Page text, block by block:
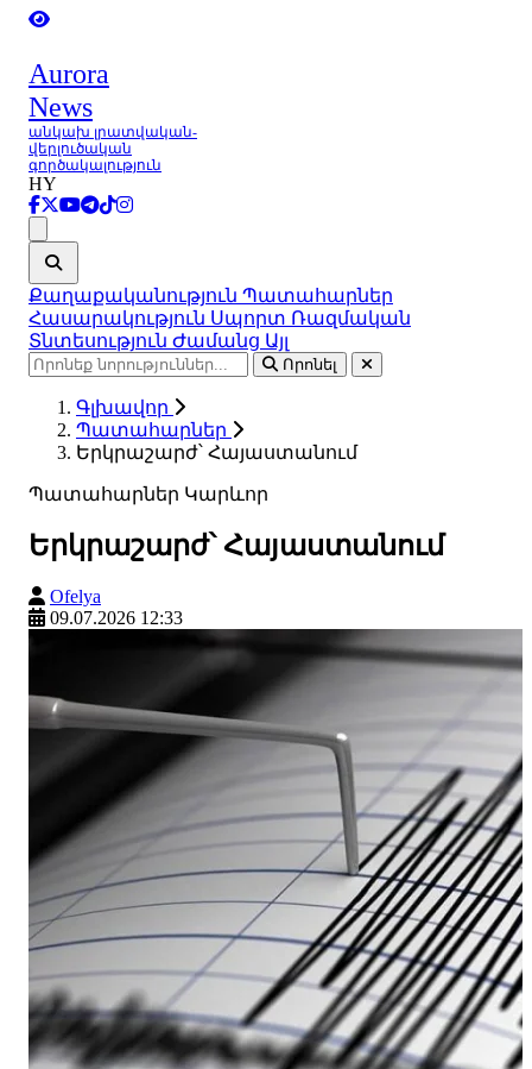
Aurora
News
անկախ լրատվական-
վերլուծական
գործակալություն
HY
Քաղաքականություն Պատահարներ
Հասարակություն Սպորտ Ռազմական
Տնտեսություն Ժամանց Այլ
Որոնել
Գլխավոր
Պատահարներ
Երկրաշարժ՝ Հայաստանում
Պատահարներ Կարևոր
Երկրաշարժ՝ Հայաստանում
Ofelya
09.07.2026 12:33